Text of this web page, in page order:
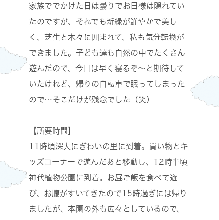
家族ででかけた日は曇りでお日様は隠れてい
たのですが、それでも新緑が鮮やかで美し
く、芝生と木々に囲まれて、私も気分転換が
できました。子ども達も自然の中でたくさん
遊んだので、今日は早く寝るぞ～と期待して
いたけれど、帰りの自転車で眠ってしまった
ので…そこだけが残念でした（笑）
【所要時間】
11時頃深大にぎわいの里に到着。買い物とキ
ッズコーナーで遊んだあと移動し、12時半頃
神代植物公園に到着。お昼ご飯を食べて遊
び、お腹がすいてきたので15時過ぎには帰り
ましたが、本園の外も広々としているので、